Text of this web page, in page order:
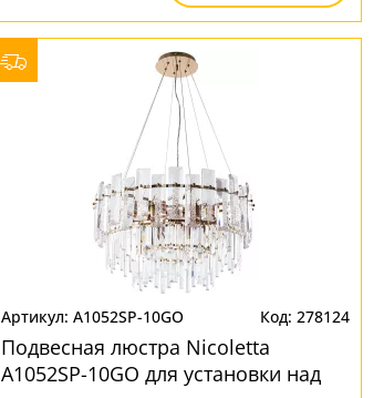
A1052SP-10GO 278124
Подвесная люстра Nicoletta
A1052SP-10GO для установки над